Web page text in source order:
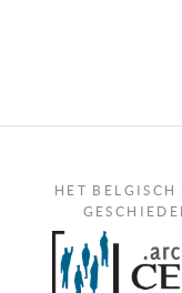
HET